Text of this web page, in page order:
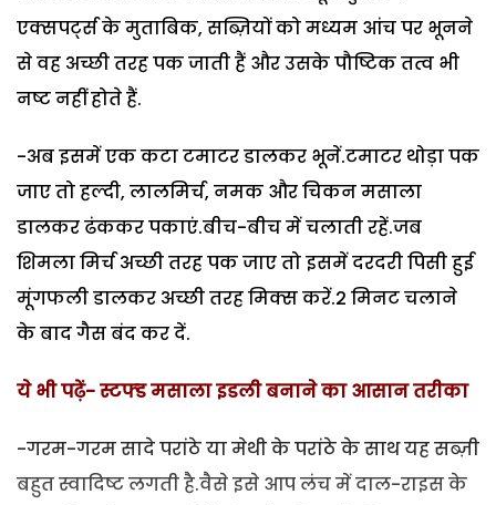
एक्सपर्ट्स के मुताबिक, सब्ज़ियों को मध्यम आंच पर भूनने
से वह अच्छी तरह पक जाती हैं और उसके पौष्टिक तत्व भी
नष्ट नहीं होते हैं.
-अब इसमें एक कटा टमाटर डालकर भूनें.टमाटर थोड़ा पक
जाए तो हल्दी, लालमिर्च, नमक और चिकन मसाला
डालकर ढंककर पकाएं.बीच-बीच में चलाती रहें.जब
शिमला मिर्च अच्छी तरह पक जाए तो इसमें दरदरी पिसी हुई
मूंगफली डालकर अच्छी तरह मिक्स करें.2 मिनट चलाने
के बाद गैस बंद कर दें.
ये भी पढ़ें- स्टफ्ड मसाला इडली बनाने का आसान तरीका
-गरम-गरम सादे परांठे या मेथी के परांठे के साथ यह सब्ज़ी
बहुत स्वादिष्ट लगती है.वैसे इसे आप लंच में दाल-राइस के